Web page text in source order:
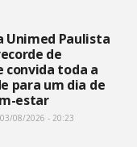
Unimed Paulista
de
convida toda a
para um dia de
estar
03/08/2026 - 20:23